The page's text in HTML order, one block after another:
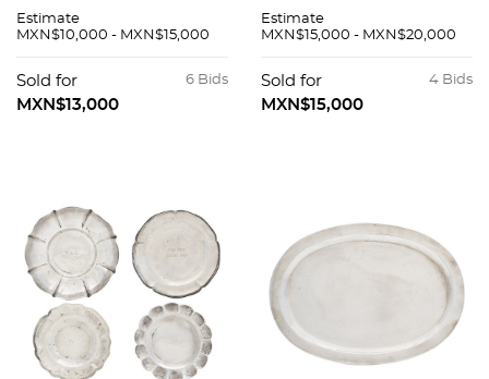
Elaborados en plata
uno en TANE y otro
en SANBORNS.
Estimate
MXN$10,000 - MXN$15,000
6 Bids
Sold for
MXN$13,000
Elaboradas en plata
0.925.
Estimate
MXN$15,000 - MXN$20,000
4 Bids
Sold for
MXN$15,000